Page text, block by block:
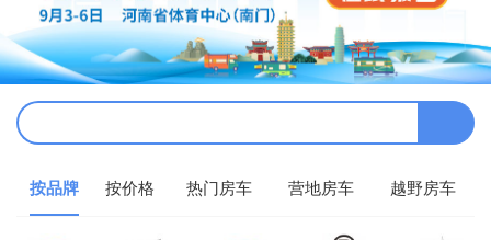
按品牌 按价格 热门房车 营地房车 越野房车